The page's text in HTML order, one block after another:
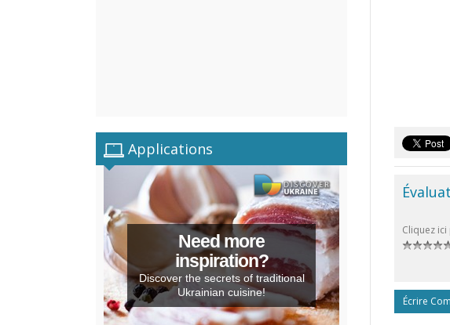
Applications
Need more
inspiration?
Discover the secrets of traditional
Ukrainian cuisine!
Cliquez
Écrire